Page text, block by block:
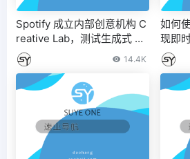
Spotify 成立内部创意机构 C
reative Lab，测试生成式 AI
广告
14.4K
如何
现即
s文章